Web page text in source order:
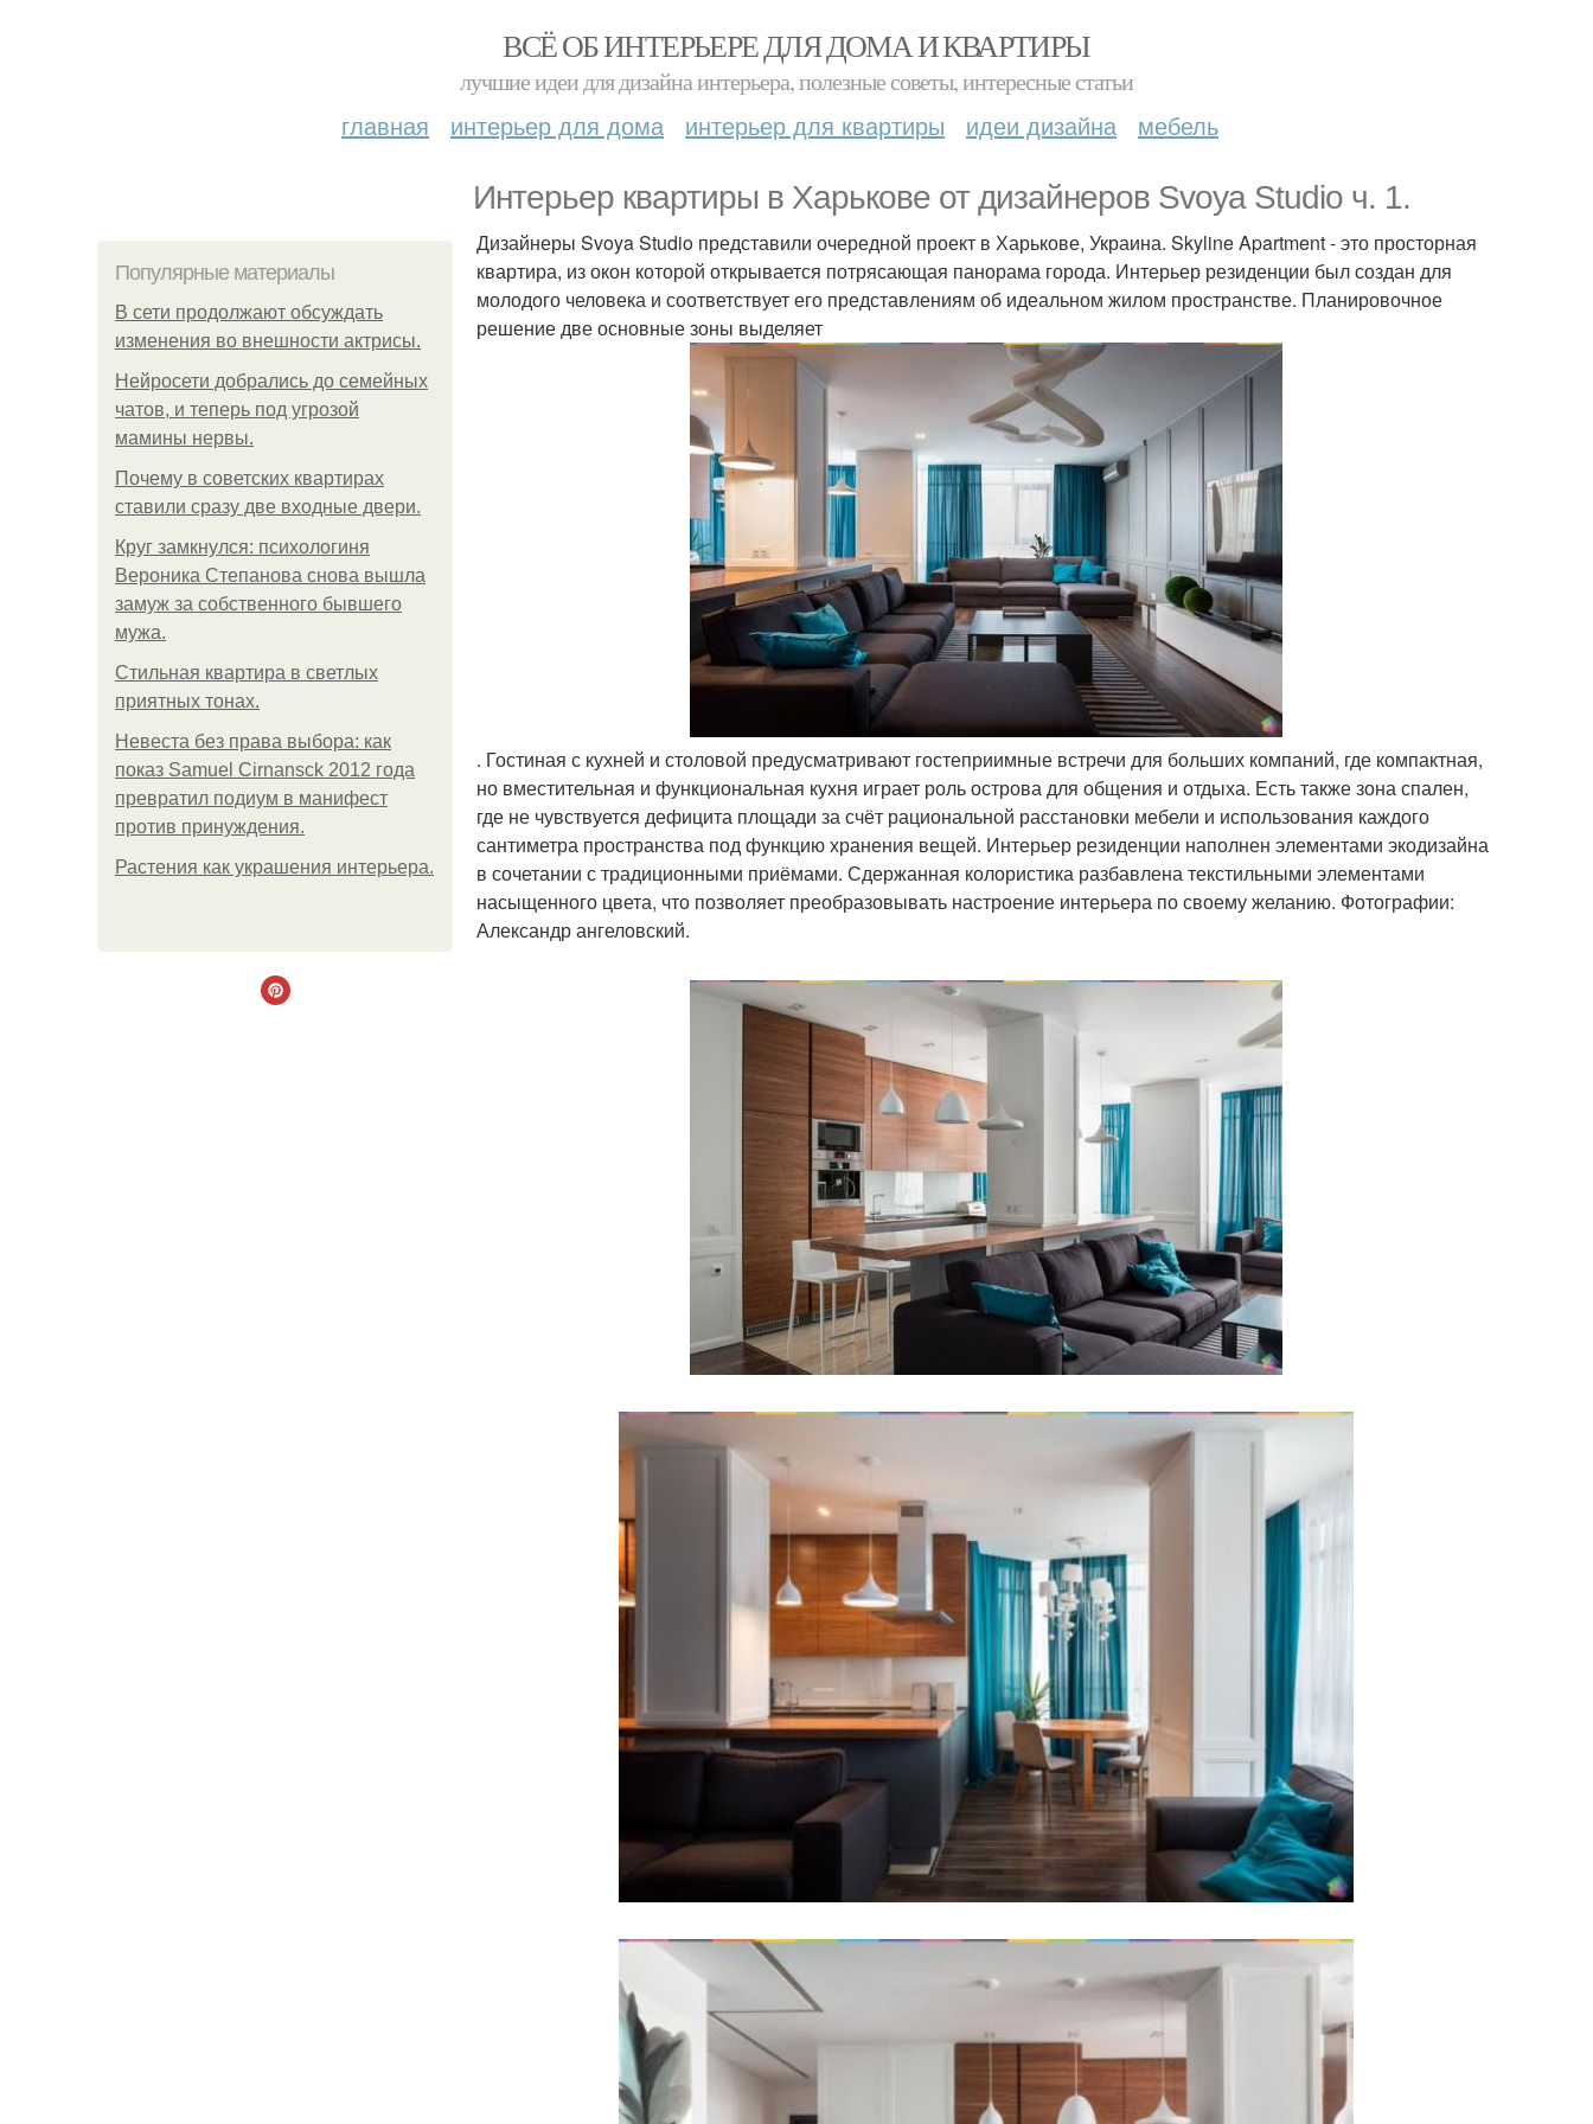
ВСЁ ОБ ИНТЕРЬЕРЕ ДЛЯ ДОМА И КВАРТИРЫ
лучшие идеи для дизайна интерьера, полезные советы, интересные статьи
главная интерьер для дома интерьер для квартиры идеи дизайна мебель
Интерьер квартиры в Харькове от дизайнеров Svoya Studio ч. 1.
Популярные материалы
В сети продолжают обсуждать
изменения во внешности актрисы.
Нейросети добрались до семейных
чатов, и теперь под угрозой
мамины нервы.
Почему в советских квартирах
ставили сразу две входные двери.
Круг замкнулся: психологиня
Вероника Степанова снова вышла
замуж за собственного бывшего
мужа.
Стильная квартира в светлых
приятных тонах.
Невеста без права выбора: как
показ Samuel Cirnansck 2012 года
превратил подиум в манифест
против принуждения.
Растения как украшения интерьера.
Дизайнеры Svoya Studio представили очередной проект в Харькове, Украина. Skyline Apartment - это просторная
квартира, из окон которой открывается потрясающая панорама города. Интерьер резиденции был создан для
молодого человека и соответствует его представлениям об идеальном жилом пространстве. Планировочное
решение две основные зоны выделяет
. Гостиная с кухней и столовой предусматривают гостеприимные встречи для больших компаний, где компактная,
но вместительная и функциональная кухня играет роль острова для общения и отдыха. Есть также зона спален,
где не чувствуется дефицита площади за счёт рациональной расстановки мебели и использования каждого
сантиметра пространства под функцию хранения вещей. Интерьер резиденции наполнен элементами экодизайна
в сочетании с традиционными приёмами. Сдержанная колористика разбавлена текстильными элементами
насыщенного цвета, что позволяет преобразовывать настроение интерьера по своему желанию. Фотографии:
Александр ангеловский.